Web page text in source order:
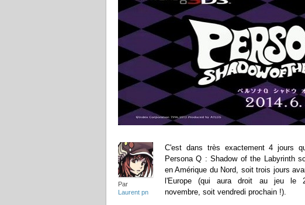
Par
Laurent pn
C'est dans très exactement 4 jours
Persona Q : Shadow of the Labyrinth
en Amérique du Nord, soit trois jours
l'Europe (qui aura droit au jeu le
novembre, soit vendredi prochain !).